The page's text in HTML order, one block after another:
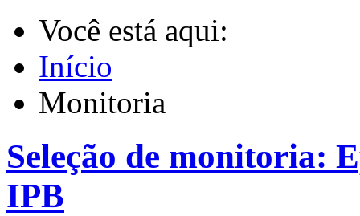
Você está aqui:
Início
Monitoria
Seleção de monitoria:
IPB